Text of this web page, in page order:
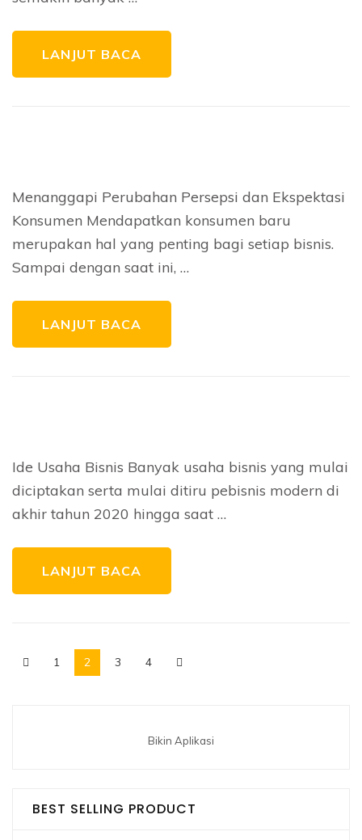
LANJUT BACA
Menanggapi Perubahan Persepsi dan Ekspektasi
Konsumen Mendapatkan konsumen baru
merupakan hal yang penting bagi setiap bisnis.
Sampai dengan saat ini, …
LANJUT BACA
Ide Usaha Bisnis Banyak usaha bisnis yang mulai
diciptakan serta mulai ditiru pebisnis modern di
akhir tahun 2020 hingga saat …
LANJUT BACA
1 2 3 4
Bikin Aplikasi
BEST SELLING PRODUCT